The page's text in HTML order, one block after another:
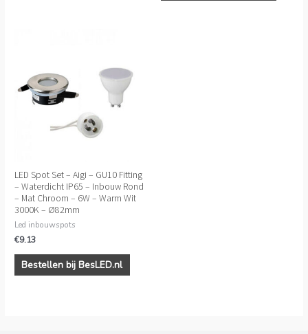
LED Spot Set – Aigi – GU10 Fitting
– Waterdicht IP65 – Inbouw Rond
– Mat Chroom – 6W – Warm Wit
3000K – Ø82mm
Led inbouwspots
€9.13
Bestellen bij BesLED.nl